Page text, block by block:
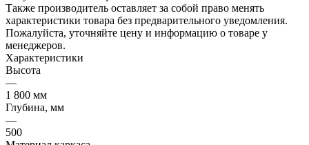
Также производитель оставляет за собой право менять
характеристики товара без предварительного уведомления.
Пожалуйста, уточняйте цену и информацию о товаре у
менеджеров.
Характеристики
Высота
—
1 800 мм
Глубина, мм
—
500